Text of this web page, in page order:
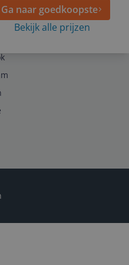
Ga naar goedkoopste
Bekijk alle prijzen